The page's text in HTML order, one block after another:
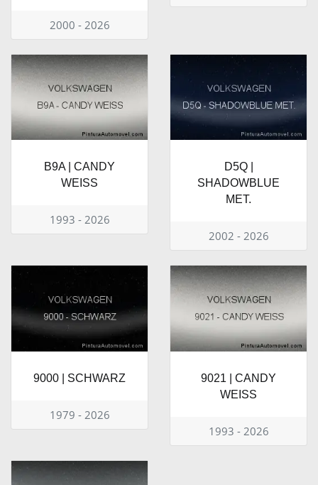
2000 - 2026
B9A | CANDY
WEISS
1993 - 2026
D5Q |
SHADOWBLUE
MET.
2002 - 2026
9000 | SCHWARZ
1979 - 2026
9021 | CANDY
WEISS
1993 - 2026